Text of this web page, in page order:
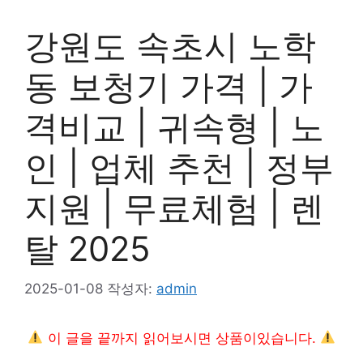
강원도 속초시 노학
동 보청기 가격 | 가
격비교 | 귀속형 | 노
인 | 업체 추천 | 정부
지원 | 무료체험 | 렌
탈 2025
2025-01-08 작성자: admin
이 글을 끝까지 읽어보시면 상품이있습니다.